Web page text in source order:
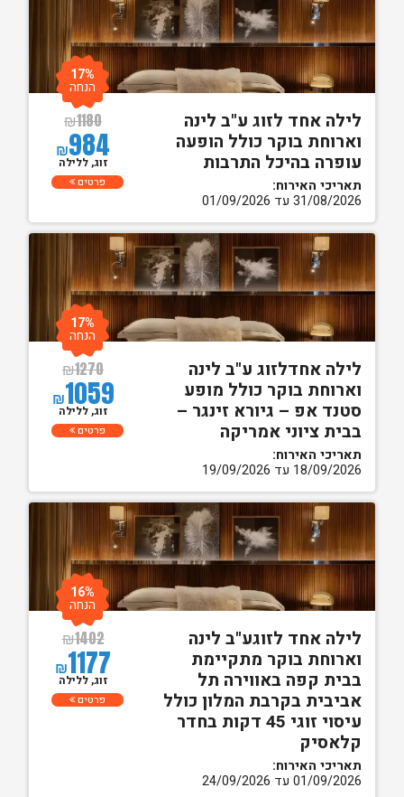
לילה אחד לזוג ע"ב לינה
וארוחת בוקר כולל הופעה
עופרה בהיכל התרבות
תאריכי האירוח:
31/08/2026 עד 01/09/2026
₪1180
₪984
17%
הנחה
זוג, ללילה
פרטים
לילה אחדלזוג ע"ב לינה
וארוחת בוקר כולל מופע
סטנד אפ – גיורא זינגר –
בבית ציוני אמריקה
תאריכי האירוח:
18/09/2026 עד 19/09/2026
₪1270
₪1059
17%
הנחה
זוג, ללילה
פרטים
לילה אחד לזוגע"ב לינה
וארוחת בוקר מתקיימת
בבית קפה באווירה תל
אביבית בקרבת המלון כולל
עיסוי זוגי 45 דקות בחדר
קלאסיק
תאריכי האירוח:
01/09/2026 עד 24/09/2026
₪1402
₪1177
16%
הנחה
זוג, ללילה
פרטים